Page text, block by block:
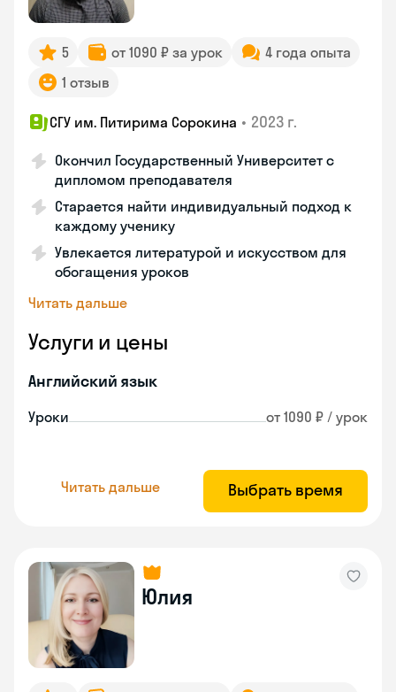
5 от 1090 ₽ за урок
4 года опыта
1 отзыв
СГУ им. Питирима Сорокина • 2023 г.
Окончил Государственный Университет с
дипломом преподавателя
Старается найти индивидуальный подход к
каждому ученику
Увлекается литературой и искусством для
обогащения уроков
Читать дальше
Услуги и цены
Английский язык
Уроки от 1090 ₽ / урок
Читать дальше Выбрать время
Юлия